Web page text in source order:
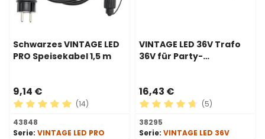
Schwarzes VINTAGE LED
PRO Speisekabel 1,5 m
9,14 €
Durchschnittliche Bewertung von 5 von 5 Sternen
(14)
43848
Serie: VINTAGE LED PRO
VINTAGE LED 36V Trafo
36V für Party-
16,43 €
Durchschnittliche
(5)
38295
Serie: VINTAGE LED 36V